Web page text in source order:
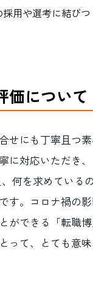
用や選考に結び
価について
せにも丁寧且つ
に対応いただき
何を求めている
す。コロナ禍の
ができる「転職
って、とても意